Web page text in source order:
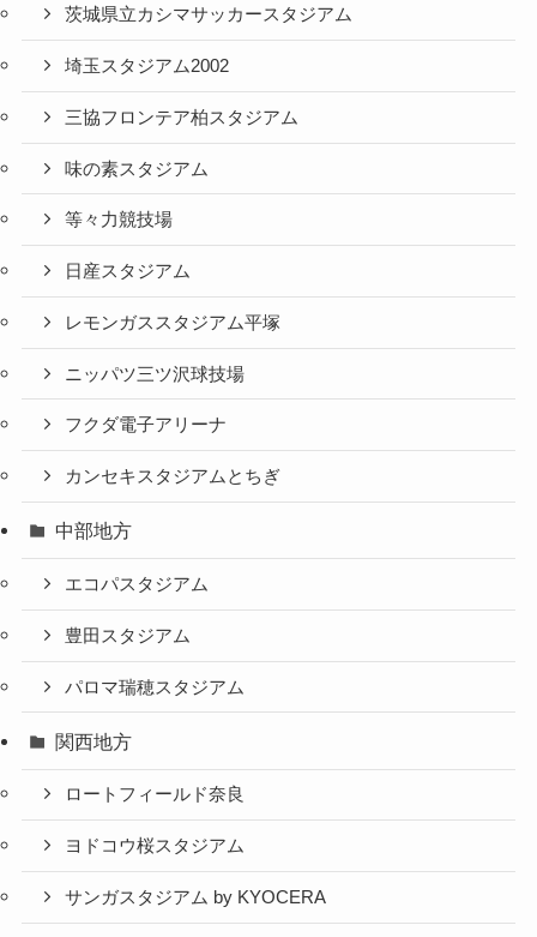
茨城県立カシマサッカースタジアム
埼玉スタジアム2002
三協フロンテア柏スタジアム
味の素スタジアム
等々力競技場
日産スタジアム
レモンガススタジアム平塚
ニッパツ三ツ沢球技場
フクダ電子アリーナ
カンセキスタジアムとちぎ
中部地方
エコパスタジアム
豊田スタジアム
パロマ瑞穂スタジアム
関西地方
ロートフィールド奈良
ヨドコウ桜スタジアム
サンガスタジアム by KYOCERA